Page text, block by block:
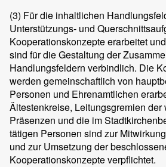
(3) Für die inhaltlichen
Unterstützungs- und
Kooperationskonzepte erarbeitet
sind für die Gestaltung der
Handlungsfeldern verbindlich. Die
werden gemeinschaftlich von
Personen und Ehrenamtlichen
Ältestenkreise, Leitungsgremien
Präsenzen und die im
tätigen Personen sind zur
und zur Umsetzung der
Kooperationskonzepte verpflichtet.